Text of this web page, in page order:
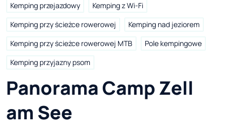
Kemping przejazdowy
Kemping z Wi-Fi
Kemping przy ścieżce rowerowej
Kemping nad jeziorem
Kemping przy ścieżce rowerowej MTB
Pole kempingowe
Kemping przyjazny psom
Panorama Camp Zell
am See